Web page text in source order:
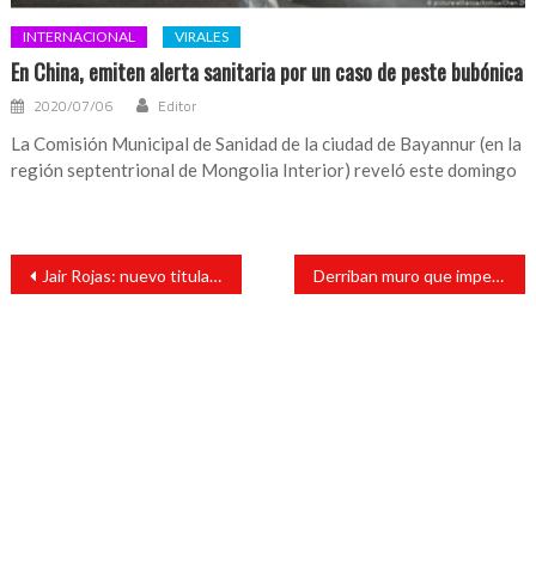
INTERNACIONAL VIRALES
En China, emiten alerta sanitaria por un caso de peste bubónica
2020/07/06 Editor
La Comisión Municipal de Sanidad de la ciudad de Bayannur (en la
región septentrional de Mongolia Interior) reveló este domingo
Navegación
entradas
Jair Rojas: nuevo titular a oficina del registro público de la propiedad Derriban muro que impedía acceso a cascada del Salto de Eyipantla